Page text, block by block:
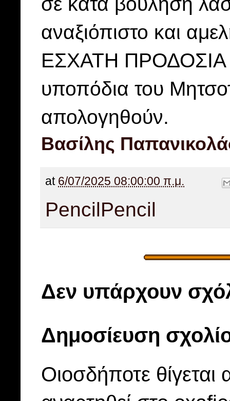
αναξιόπιστο και
ΕΣΧΑΤΗ ΠΡΟΔΟΣΙΑ
υποπόδια του
απολογηθούν.
Βασίλης
at 6/07/2025 08:00:00 π.μ.
PencilPencil
Δεν υπάρχουν
Δημοσίευση
Οιοσδήποτε